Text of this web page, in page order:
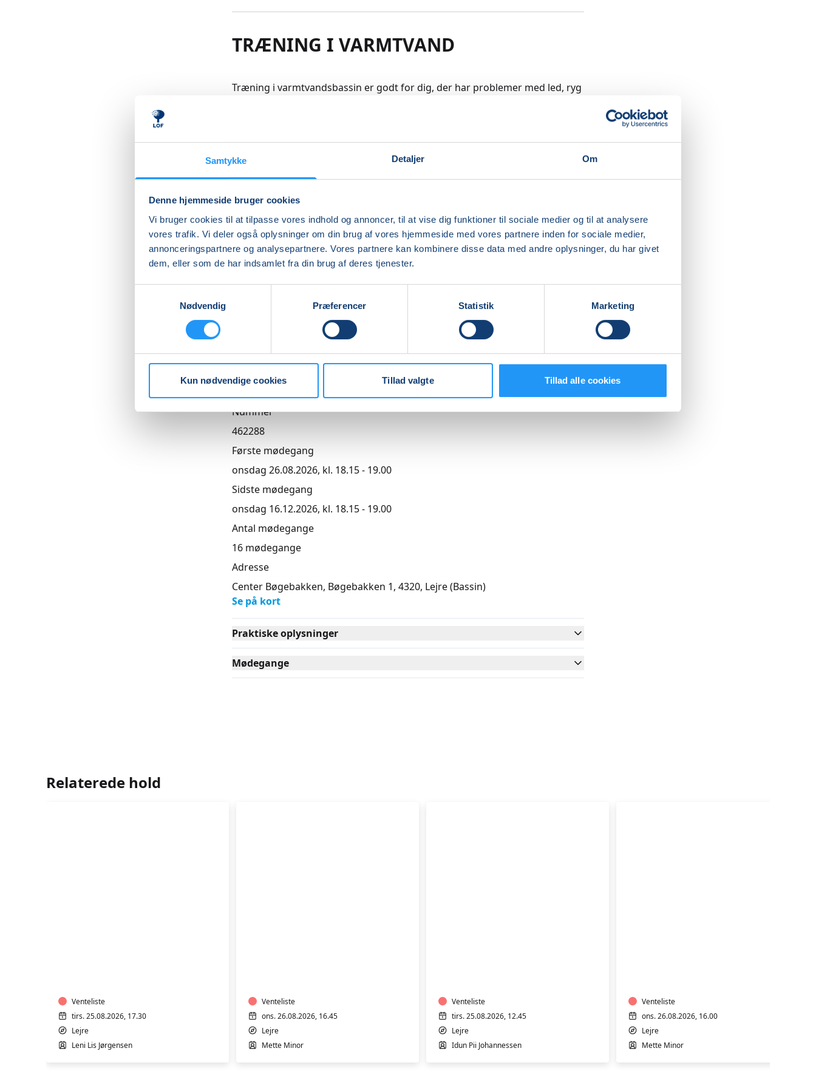
Samtykke Detaljer Om
Denne hjemmeside bruger cookies
Vi bruger cookies til at tilpasse vores indhold og annoncer, til at vise dig funktioner til sociale medier og til at analysere
vores trafik. Vi deler også oplysninger om din brug af vores hjemmeside med vores partnere inden for sociale medier,
annonceringspartnere og analysepartnere. Vores partnere kan kombinere disse data med andre oplysninger, du har givet
dem, eller som de har indsamlet fra din brug af deres tjenester.
Nødvendig
Præferencer Statistik Marketing
Kun nødvendige cookies Tillad valgte Tillad alle cookies
TRÆNING I VARMTVAND
Træning i varmtvandsbassin er godt for dig, der har problemer med led, ryg
OBS! Du skal kunne klare dig selv med bad og omklædning (eller selv have
en hjælper med).
Læs mere
Indlæser frie pladser...
Betal med
Hensyntagende undervisning
DKK 880,00
Info
Nummer
462288
Første mødegang
onsdag 26.08.2026, kl. 18.15 - 19.00
Sidste mødegang
onsdag 16.12.2026, kl. 18.15 - 19.00
Antal mødegange
16 mødegange
Adresse
Center Bøgebakken, Bøgebakken 1, 4320, Lejre(Bassin)
Se på kort
Praktiske oplysninger
Mødegange
Relaterede hold
Venteliste
tirs. 25.08.2026, 17.30
Lejre
Leni Lis Jørgensen
Venteliste
ons. 26.08.2026, 16.45
Lejre
Mette Minor
Venteliste
tirs. 25.08.2026, 12.45
Lejre
Idun Pii Johannessen
Venteliste
ons. 26.08.2026, 16.00
Lejre
Mette Minor